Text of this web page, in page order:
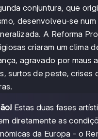
conjuntura, que
desenvolveu-se
A Reforma
criaram um clima
agravado por maus
surtos de peste, crises
Estas duas fases
diretamente as
da Europa - o